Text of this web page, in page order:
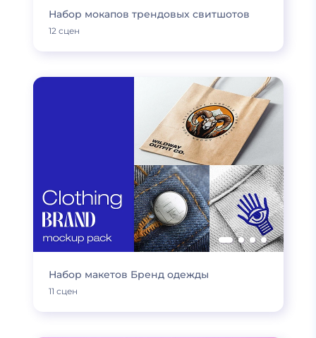
Набор мокапов трендовых свитшотов
12 сцен
Набор макетов Бренд одежды
11 сцен